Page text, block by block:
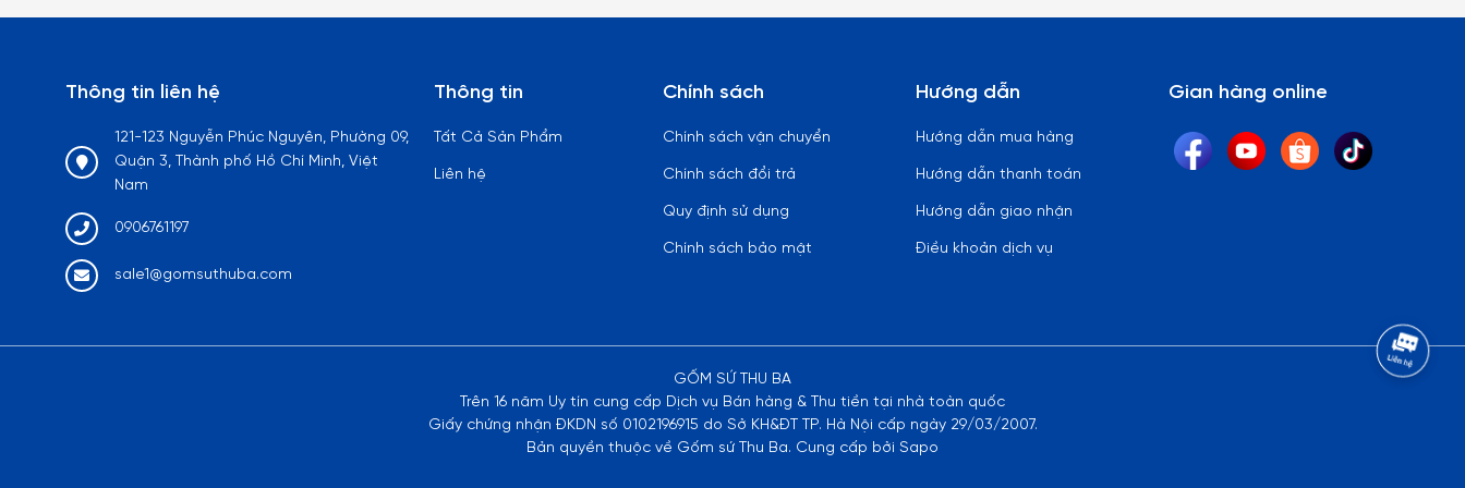
Thông tin liên hệ
121-123 Nguyễn Phúc Nguyên, Phường 09,
Quận 3, Thành phố Hồ Chí Minh, Việt
Nam
0906761197
sale1@gomsuthuba.com
Thông tin
Tất Cả Sản Phẩm
Liên hệ
Chính sách
Chính sách vận chuyển
Chính sách đổi trả
Quy định sử dụng
Chính sách bảo mật
Hướng dẫn
Hướng dẫn mua hàng
Hướng dẫn thanh toán
Hướng dẫn giao nhận
Điều khoản dịch vụ
Gian hàng online
GỐM SỨ THU BA
Trên 16 năm Uy tín cung cấp Dịch vụ Bán hàng & Thu tiền tại nhà toàn quốc
Giấy chứng nhận ĐKDN số 0102196915 do Sở KH&ĐT TP. Hà Nội cấp ngày 29/03/2007.
Bản quyền thuộc về Gốm sứ Thu Ba. Cung cấp bởi Sapo